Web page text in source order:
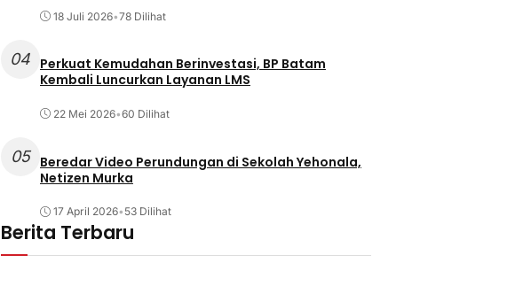
18 Juli 2026•78 Dilihat
04 Perkuat Kemudahan Berinvestasi, BP Batam
Kembali Luncurkan Layanan LMS
22 Mei 2026•60 Dilihat
05
Beredar Video Perundungan di Sekolah Yehonala,
Netizen Murka
17 April 2026• 53 Dilihat
Berita Terbaru